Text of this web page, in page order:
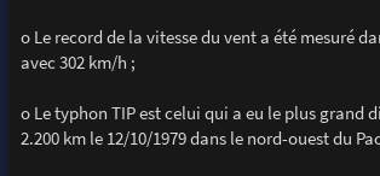
o Le record de la vitesse du vent a été mesuré
avec 302 km/h ;
o Le typhon TIP est celui qui a eu le plus grand
2.200 km le 12/10/1979 dans le nord-ouest du